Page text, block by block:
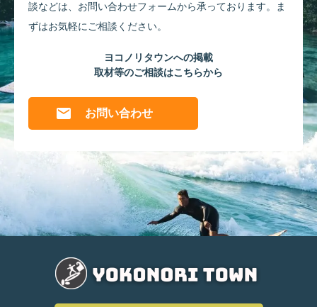
談などは、 お問い合わせフォームから承っております。
ま
ずはお気軽にご相談ください。
ヨコノリタウンへの掲載
取材等のご相談はこちらから
お問い合わせ